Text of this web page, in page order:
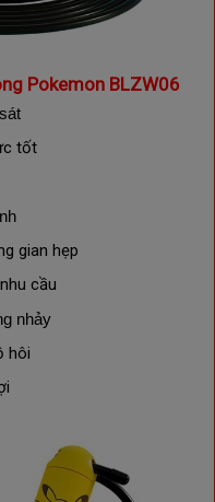
Pokemon BLZW06
tốt
gian hẹp
cầu
nhảy
hôi